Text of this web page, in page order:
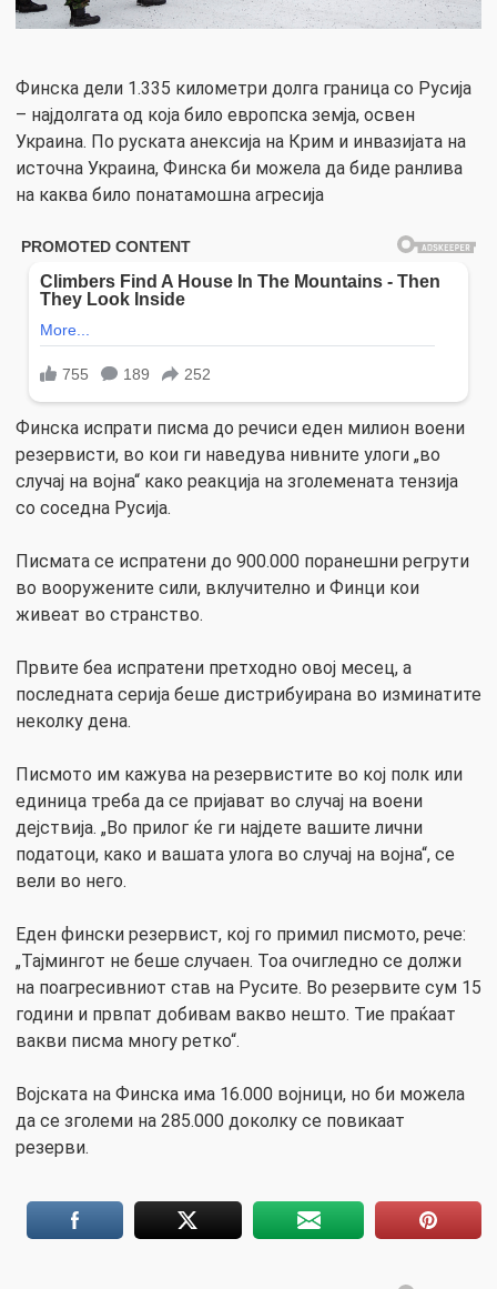
Финска дели 1.335 километри долга граница со Русија
– најдолгата од која било европска земја, освен
Украина. По руската анексија на Крим и инвазијата на
источна Украина, Финска би можела да биде ранлива
на каква било понатамошна агресија
Финска испрати писма до речиси еден милион воени
резервисти, во кои ги наведува нивните улоги „во
случај на војна“ како реакција на зголемената тензија
со соседна Русија.
Писмата се испратени до 900.000 поранешни регрути
во вооружените сили, вклучително и Финци кои
живеат во странство.
Првите беа испратени претходно овој месец, а
последната серија беше дистрибуирана во изминатите
неколку дена.
Писмото им кажува на резервистите во кој полк или
единица треба да се пријават во случај на воени
дејствија. „Во прилог ќе ги најдете вашите лични
податоци, како и вашата улога во случај на војна“, се
вели во него.
Еден фински резервист, кој го примил писмото, рече:
„Тајмингот не беше случаен. Тоа очигледно се должи
на поагресивниот став на Русите. Во резервите сум 15
години и првпат добивам вакво нешто. Тие праќаат
вакви писма многу ретко“.
Војската на Финска има 16.000 војници, но би можела
да се зголеми на 285.000 доколку се повикаат
резерви.